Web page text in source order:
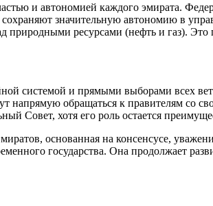
и автономией каждого эмирата.
значительную автономию в
природными ресурсами (нефть и газ).
системой и прямыми выборами всех
напрямую обращаться к правителям
Совет, хотя его роль остается
основанная на консенсусе,
государства. Она продолжает